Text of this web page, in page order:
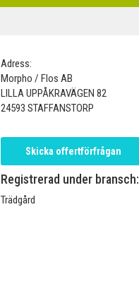
Adress:
Morpho / Flos AB
LILLA UPPÅKRAVÄGEN 82
24593 STAFFANSTORP
Skicka offertförfrågan
Registrerad under bransch:
Trädgård